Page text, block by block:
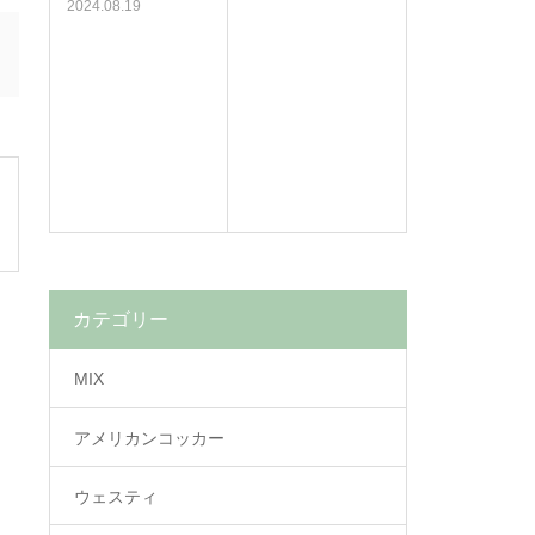
2024.08.19
カテゴリー
MIX
アメリカンコッカー
ウェスティ